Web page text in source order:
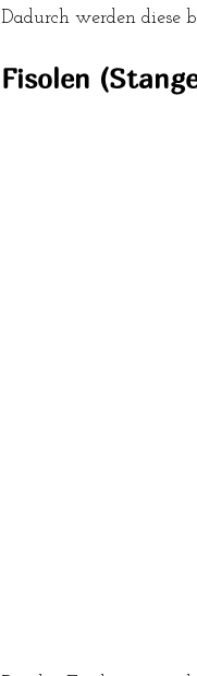
Dadurch werden diese
Fisolen